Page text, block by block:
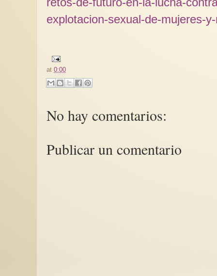
explotacion-sexual-de-mujeres-
at 0:00
No hay comentarios:
Publicar un comentario